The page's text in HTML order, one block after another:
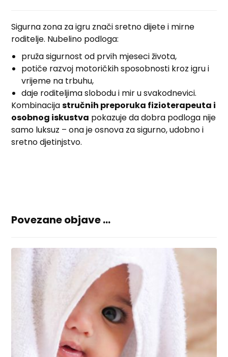
Sigurna zona za igru znači sretno dijete i mirne
roditelje. Nubelino podloga:
pruža sigurnost od prvih mjeseci života,
potiče razvoj motoričkih sposobnosti kroz igru i
vrijeme na trbuhu,
daje roditeljima slobodu i mir u svakodnevici.
Kombinacijastručnih preporuka fizioterapeuta i
osobnog iskustva pokazuje da dobra podloga nije
samo luksuz – ona je osnova za sigurno, udobno i
sretno djetinjstvo.
Povezane objave ...